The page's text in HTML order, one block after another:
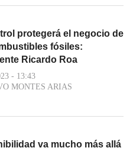
protegerá el negocio de
fósiles:
Ricardo Roa
- 13:43
MONTES ARIAS
va mucho más allá